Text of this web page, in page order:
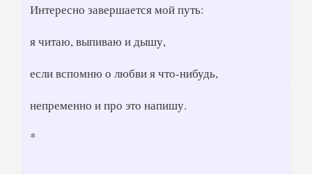
Интересно завершается мой путь:
я читаю, выпиваю и дышу,
если вспомню о любви я что-нибудь,
непременно и про это напишу.
*